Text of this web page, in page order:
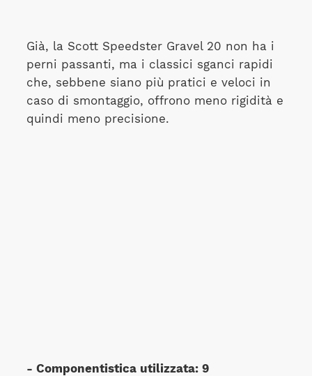
Già, la Scott Speedster Gravel 20 non ha i
perni passanti, ma i classici sganci rapidi
che, sebbene siano più pratici e veloci in
caso di smontaggio, offrono meno rigidità e
quindi meno precisione.
- Componentistica utilizzata: 9